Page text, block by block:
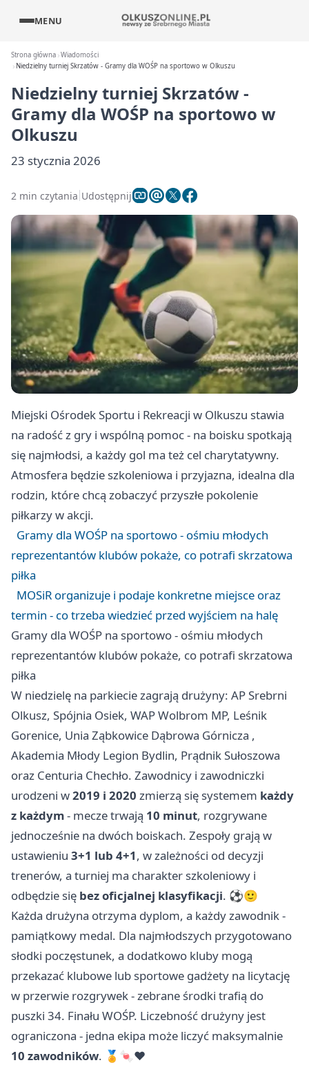
MENU
Strona główna Wiadomości
Niedzielny turniej Skrzatów - Gramy dla WOŚP na sportowo w Olkuszu
Niedzielny turniej Skrzatów -
Gramy dla WOŚP na sportowo w
Olkuszu
23 stycznia 2026
2 min czytania Udostępnij
Miejski Ośrodek Sportu i Rekreacji w Olkuszu stawia
na radość z gry i wspólną pomoc - na boisku spotkają
się najmłodsi, a każdy gol ma też cel charytatywny.
Atmosfera będzie szkoleniowa i przyjazna, idealna dla
rodzin, które chcą zobaczyć przyszłe pokolenie
piłkarzy w akcji.
Gramy dla WOŚP na sportowo - ośmiu młodych
reprezentantów klubów pokaże, co potrafi skrzatowa
piłka
MOSiR organizuje i podaje konkretne miejsce oraz
termin - co trzeba wiedzieć przed wyjściem na halę
Gramy dla WOŚP na sportowo - ośmiu młodych
reprezentantów klubów pokaże, co potrafi skrzatowa
piłka
W niedzielę na parkiecie zagrają drużyny: AP Srebrni
Olkusz, Spójnia Osiek, WAP Wolbrom MP, Leśnik
Gorenice, Unia Ząbkowice Dąbrowa Górnicza ,
Akademia Młody Legion Bydlin, Prądnik Sułoszowa
oraz Centuria Chechło. Zawodnicy i zawodniczki
urodzeni w2019 i 2020 zmierzą się systemem każdy
z każdym- mecze trwają 10 minut, rozgrywane
jednocześnie na dwóch boiskach. Zespoły grają w
ustawieniu 3+1 lub 4+1, w zależności od decyzji
trenerów, a turniej ma charakter szkoleniowy i
odbędzie się bez oficjalnej klasyfikacji. ⚽🙂
Każda drużyna otrzyma dyplom, a każdy zawodnik -
pamiątkowy medal. Dla najmłodszych przygotowano
słodki poczęstunek, a dodatkowo kluby mogą
przekazać klubowe lub sportowe gadżety na licytację
w przerwie rozgrywek - zebrane środki trafią do
puszki 34. Finału WOŚP. Liczebność drużyny jest
ograniczona - jedna ekipa może liczyć maksymalnie
10 zawodników. 🏅🍬❤️